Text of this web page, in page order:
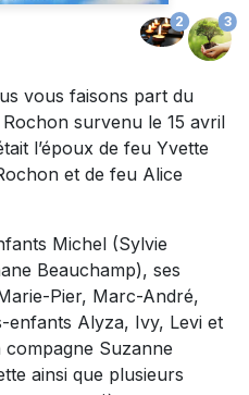
2 3
vous faisons part du
survenu le 15 avril
l’époux de feu Yvette
et de feu Alice
Michel (Sylvie
Beauchamp), ses
Pier, Marc-André,
enfants Alyza, Ivy, Levi et
compagne Suzanne
ainsi que plusieurs